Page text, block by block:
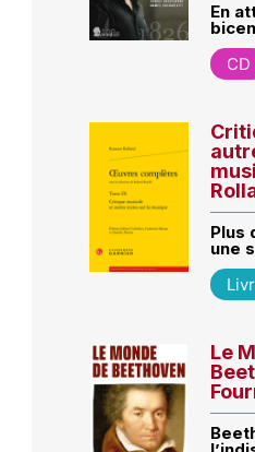
En
CD
Plus
une
Le